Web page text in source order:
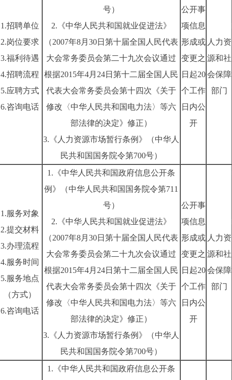
1.招聘单位
2.岗位要求
3.福利待遇
4.招聘流程
5.应聘方式
6.咨询电话
号）
2.《中华人民共和国就业促进法》
（2007年8月30日第十届全国人民代表
大会常务委员会第二十九次会议通过
根据2015年4月24日第十二届全国人民
代表大会常务委员会第十四次《关于
修改〈中华人民共和国电力法〉等六
部法律的决定》修正）
3.《人力资源市场暂行条例》（中华人
民共和国国务院令第700号）
公开事
项信息
形成或
变更之
日起20
个工作
日内公
开
人力资
源和社
会保障
部门
1.服务对象
2.提交材料
3.办理流程
4.服务时间
5.服务地点
（方式）
6.咨询电话
1.《中华人民共和国政府信息公开条
例》（中华人民共和国国务院令第711
号）
2.《中华人民共和国就业促进法》
（2007年8月30日第十届全国人民代表
大会常务委员会第二十九次会议通过
根据2015年4月24日第十二届全国人民
代表大会常务委员会第十四次《关于
修改〈中华人民共和国电力法〉等六
部法律的决定》修正）
3.《人力资源市场暂行条例》（中华人
民共和国国务院令第700号）
公开事
项信息
形成或
变更之
日起20
个工作
日内公
开
人力资
源和社
会保障
部门
1.《中华人民共和国政府信息公开条